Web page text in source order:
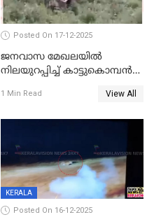
Posted On 17-12-2025
ജനവാസ മേഖലയില്‍
നിലയുറപ്പിച്ച് കാട്ടുകൊമ്പന്‍
1 Min Read View All
KERALA
Posted On 16-12-2025